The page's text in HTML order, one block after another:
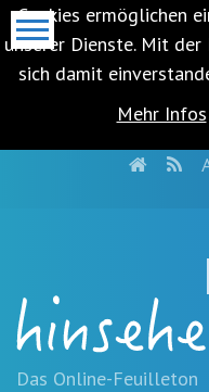
Cookies ermöglichen
unserer Dienste. Mit
sich damit
Mehr Infos
springen
(Accesskey
'1')Zur
HOME
Das Online-Feuilleton